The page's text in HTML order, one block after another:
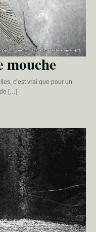
mouche
c’est vrai que pour un
[…]